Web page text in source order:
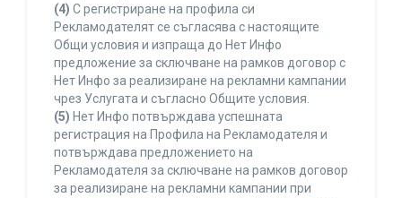
(4) С регистриране на профила си
Рекламодателят се съгласява с настоящите
Общи условия и изпраща до Нет Инфо
предложение за сключване на рамков договор с
Нет Инфо за реализиране на рекламни кампании
чрез Услугата и съгласно Общите условия.
(5) Нет Инфо потвърждава успешната
регистрация на Профила на Рекламодателя и
потвърждава предложението на
Рекламодателя за сключване на рамков договор
за реализиране на рекламни кампании при